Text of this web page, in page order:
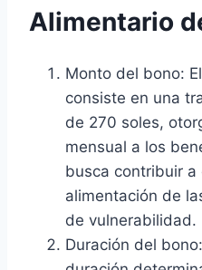
Alimentario
Monto del bono:
consiste en una
de 270 soles,
mensual a los
busca contribuir
alimentación de
de vulnerabilidad.
Duración del